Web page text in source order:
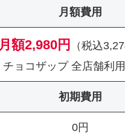
月額費用
月額2,980円
（税込
チョコザップ 全店舗利用
初期費用
0円